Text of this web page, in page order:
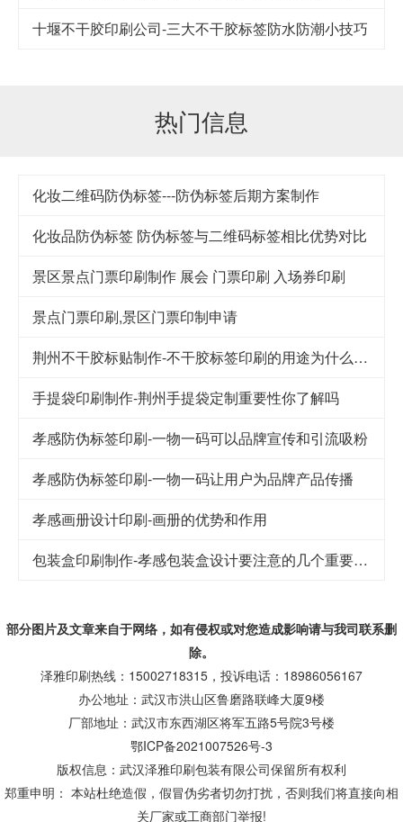
十堰不干胶印刷公司-​三大不干胶标签防水防潮小技巧
热门信息
化妆二维码防伪标签---防伪标签后期方案制作
化妆品防伪标签 防伪标签与二维码标签相比优势对比
景区景点门票印刷制作 展会 门票印刷 入场券印刷
景点门票印刷,景区门票印制申请
荆州不干胶标贴制作-不干胶标签印刷的用途为什么这么广泛
手提袋印刷制作-荆州手提袋定制重要性你了解吗
孝感防伪标签印刷-一物一码可以品牌宣传和引流吸粉
孝感防伪标签印刷-一物一码让用户为品牌产品传播
孝感画册设计印刷-画册的优势和作用
包装盒印刷制作-孝感包装盒设计要注意的几个重要因素
部分图片及文章来自于网络，如有侵权或对您造成影响请与我司联系删
除。
泽雅印刷热线：15002718315，投诉电话：18986056167
办公地址：武汉市洪山区鲁磨路联峰大厦9楼
厂部地址：武汉市东西湖区将军五路5号院3号楼
鄂ICP备2021007526号-3
版权信息：武汉泽雅印刷包装有限公司保留所有权利
郑重申明： 本站杜绝造假，假冒伪劣者切勿打扰，否则我们将直接向相
关厂家或工商部门举报!